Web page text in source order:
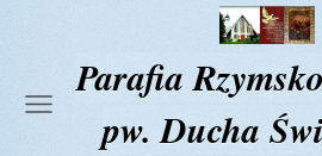
Parafia
pw. Ducha